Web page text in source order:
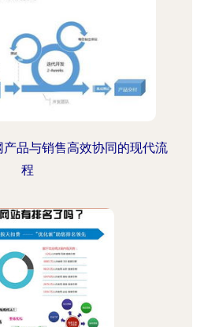
品与销售高效协同的现代流
程